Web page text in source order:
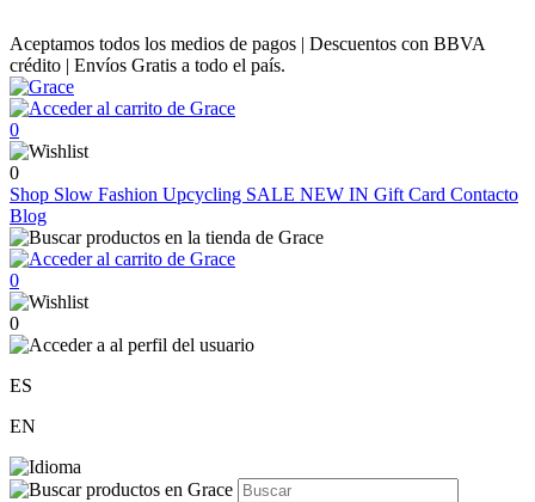
Aceptamos todos los medios de pagos | Descuentos con BBVA
crédito | Envíos Gratis a todo el país.
0
0
Shop Slow Fashion Upcycling SALE NEW IN Gift Card Contacto
Blog
0
0
ES
EN